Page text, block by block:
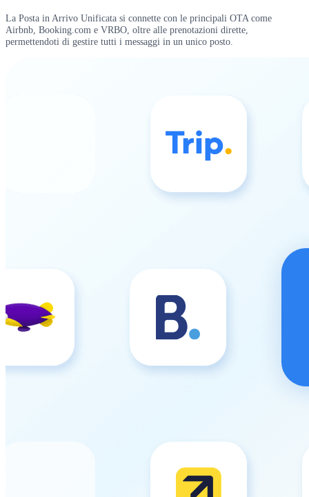
La Posta in Arrivo Unificata si connette con le principali OTA come
Airbnb, Booking.com e VRBO, oltre alle prenotazioni dirette,
permettendoti di gestire tutti i messaggi in un unico posto.